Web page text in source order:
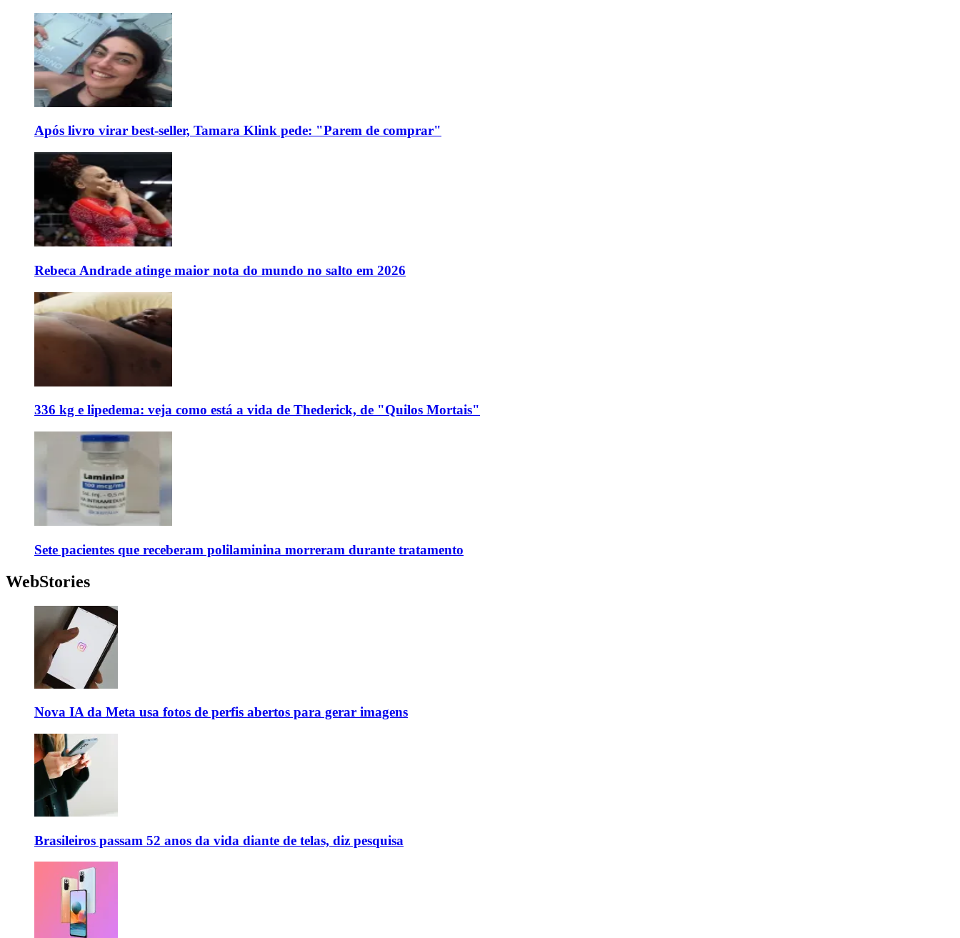
Após livro virar best-seller, Tamara Klink pede: "Parem de comprar"
Rebeca Andrade atinge maior nota do mundo no salto em 2026
336 kg e lipedema: veja como está a vida de Thederick, de "Quilos Mortais"
Sete pacientes que receberam polilaminina morreram durante tratamento
WebStories
Nova IA da Meta usa fotos de perfis abertos para gerar imagens
Brasileiros passam 52 anos da vida diante de telas, diz pesquisa